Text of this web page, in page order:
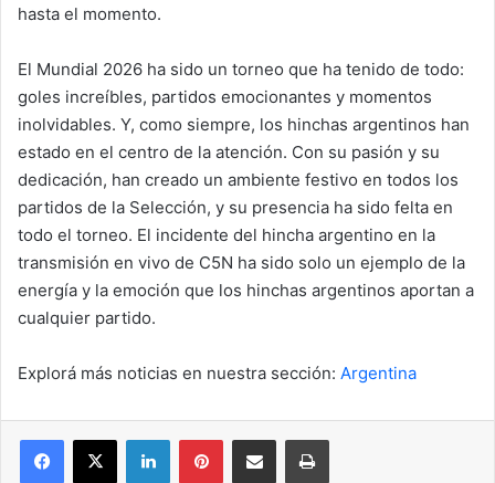
hasta el momento.
El Mundial 2026 ha sido un torneo que ha tenido de todo:
goles increíbles, partidos emocionantes y momentos
inolvidables. Y, como siempre, los hinchas argentinos han
estado en el centro de la atención. Con su pasión y su
dedicación, han creado un ambiente festivo en todos los
partidos de la Selección, y su presencia ha sido felta en
todo el torneo. El incidente del hincha argentino en la
transmisión en vivo de C5N ha sido solo un ejemplo de la
energía y la emoción que los hinchas argentinos aportan a
cualquier partido.
Explorá más noticias en nuestra sección: Argentina
Facebook
X LinkedInPinterestCompartir por correo electrónicoImprimir